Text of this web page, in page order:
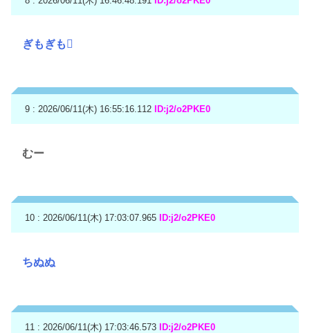
ぎもぎも🫪
9 : 2026/06/11(木) 16:55:16.112 ID:j2/o2PKE0
むー
10 : 2026/06/11(木) 17:03:07.965 ID:j2/o2PKE0
ちぬぬ
11 : 2026/06/11(木) 17:03:46.573 ID:j2/o2PKE0